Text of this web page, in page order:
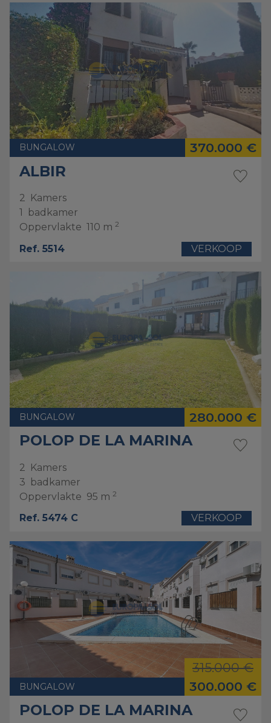
BUNGALOW 370.000 €
ALBIR
2 Kamers
1
badkamer
Oppervlakte 110 m 2
Ref. 5514 VERKOOP
BUNGALOW 280.000 €
POLOP DE LA MARINA
2
Kamers
3
badkamer
Oppervlakte 95 m 2
Ref. 5474 C VERKOOP
BUNGALOW 300.000 €
315.000 €
POLOP DE LA MARINA